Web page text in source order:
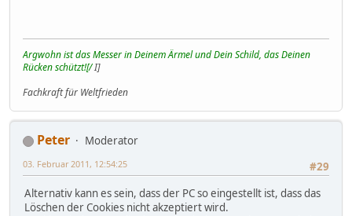
Argwohn ist das Messer in Deinem Ärmel und Dein Schild, das Deinen
Rücken schützt![/I]
Fachkraft für Weltfrieden
Peter
Moderator
#29
03. Februar 2011, 12:54:25
Alternativ kann es sein, dass der PC so eingestellt ist, dass das
Löschen der Cookies nicht akzeptiert wird.